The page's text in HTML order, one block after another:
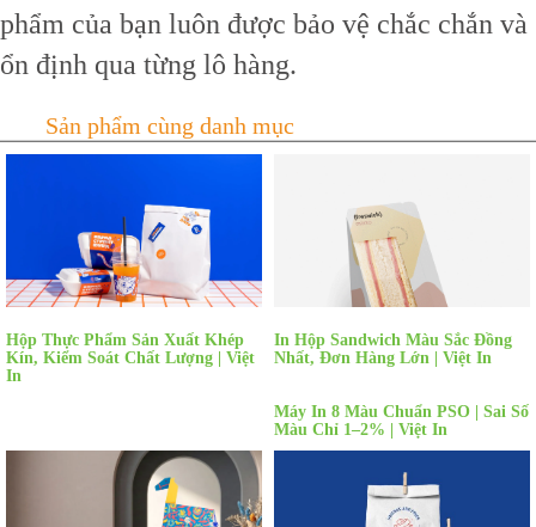
phẩm của bạn luôn được bảo vệ chắc chắn và
ổn định qua từng lô hàng.
Hộp Thực Phẩm Sản Xuất Khép
Kín, Kiểm Soát Chất Lượng | Việt
In
In Hộp Sandwich Màu Sắc Đồng
Nhất, Đơn Hàng Lớn | Việt In
Máy In 8 Màu Chuẩn PSO | Sai Số
Màu Chỉ 1–2% | Việt In